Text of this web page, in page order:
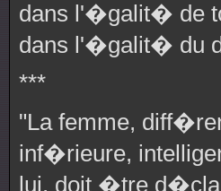
dans l'�galit� de
dans l'�galit� du
***
"La femme,
inf�rieure,
lui, doit �tre